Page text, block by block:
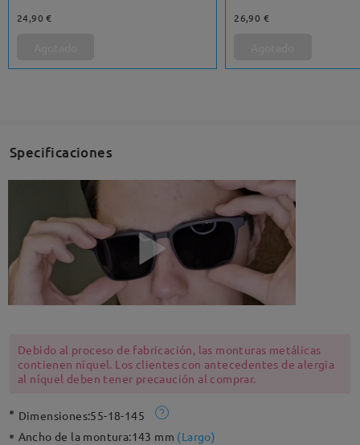
24,90 € 26,90 €
Specificaciones
Debido al proceso de fabricación, las monturas metálicas
contienen níquel. Los clientes con antecedentes de alergia
al níquel deben tener precaución al comprar.
Dimensiones:55-18-145
Ancho de la montura:143 mm (Largo)